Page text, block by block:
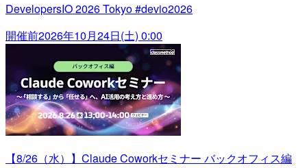
DevelopersIO 2026 Tokyo #devio2026
開催前2026年10月24日(土) 0:00
【8/26（水）】Claude Coworkセミナー バックオフィス編